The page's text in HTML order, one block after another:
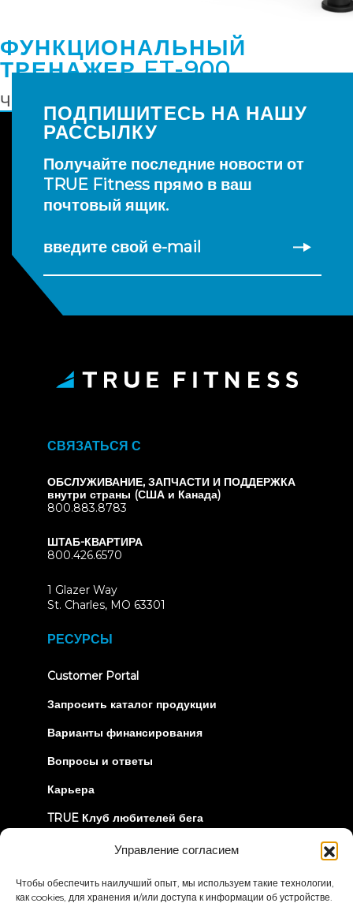
Управление согласием
Чтобы обеспечить наилучший опыт, мы используем такие технологии,
как cookies, для хранения и/или доступа к информации об устройстве.
ФУНКЦИОНАЛЬНЫЙ
ТРЕНАЖЕР FT-900
ЧИТАТЬ ДАЛЕЕ
ПОДПИШИТЕСЬ НА НАШУ
РАССЫЛКУ
Получайте последние новости от
TRUE Fitness прямо в ваш
почтовый ящик.
введите свой e-mail
СВЯЗАТЬСЯ С
ОБСЛУЖИВАНИЕ, ЗАПЧАСТИ И ПОДДЕРЖКА
внутри страны (США и Канада)
800.883.8783
ШТАБ-КВАРТИРА
800.426.6570
1 Glazer Way
St. Charles, MO 63301
РЕСУРСЫ
Customer Portal(opens
new
Запросить каталог продукции
Варианты финансирования
Вопросы и ответы
Карьера
TRUE Клуб любителей бега
Информация об отзыве
ДАВАЙТЕ СОЕДИНИМСЯ